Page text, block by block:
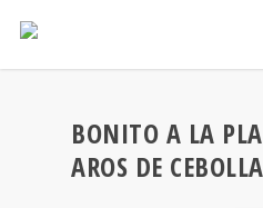
BONITO A LA
AROS DE CEBOLLA